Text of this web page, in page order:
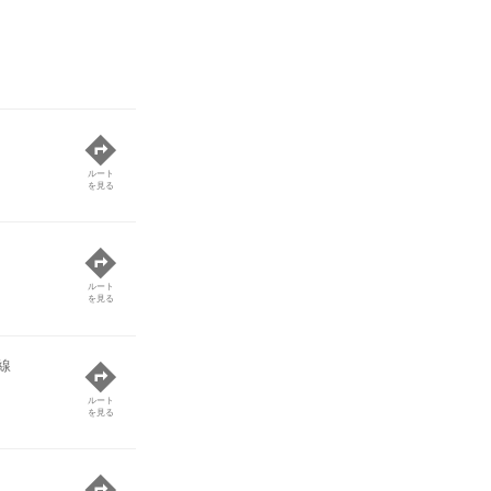
ルート
を見る
ルート
を見る
ルート
を見る